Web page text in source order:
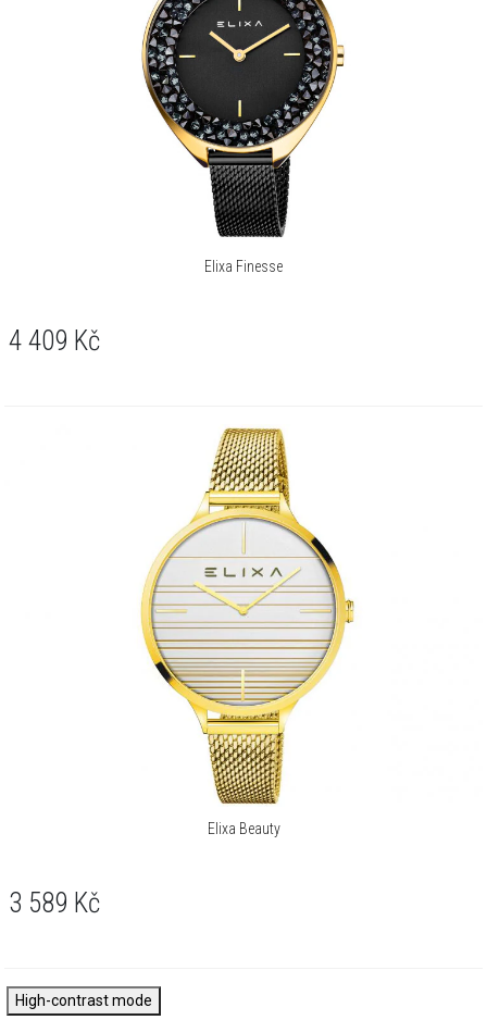
Elixa Finesse
4 409 Kč
Elixa Beauty
3 589 Kč
High-contrast mode